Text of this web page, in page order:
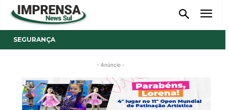
SEGURANÇA
- Anúncio -